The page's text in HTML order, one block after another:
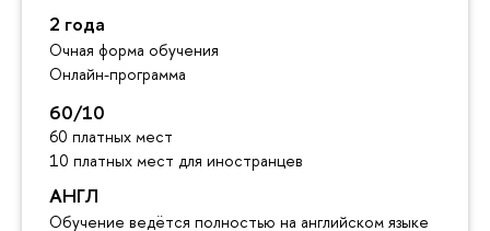
2 года
Очная форма обучения
Онлайн-программа
60/10
60 платных мест
10 платных мест для иностранцев
АНГЛ
Обучение ведётся полностью на английском языке